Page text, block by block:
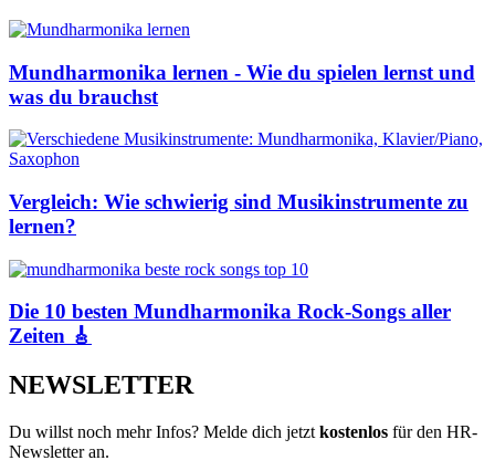
Mundharmonika lernen - Wie du spielen lernst und
was du brauchst
Vergleich: Wie schwierig sind Musikinstrumente zu
lernen?
Die 10 besten Mundharmonika Rock-Songs aller
Zeiten 🎸
NEWSLETTER
Du willst noch mehr Infos? Melde dich jetzt kostenlos für den HR-
Newsletter an.